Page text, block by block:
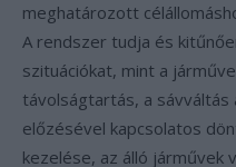
meghatározott
A rendszer tudja és
szituációkat, mint a
távolságtartás, a sávváltás
előzésével kapcsolatos
kezelése, az álló járművek